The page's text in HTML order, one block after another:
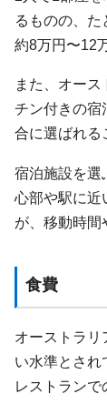
るものの、
約8万円〜12
また、オー
チン付きの宿
合に選ばれる
宿泊施設を選
心部や駅に近
が、移動時間
食費
オーストラリ
い水準とされ
レストラン